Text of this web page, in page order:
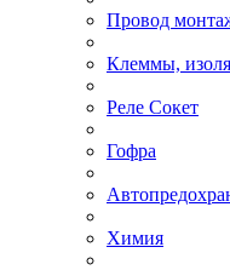
Провод
Клеммы,
Реле Сокет
Гофра
Химия